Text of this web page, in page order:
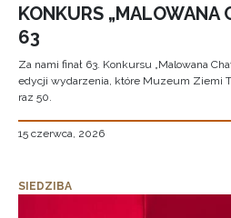
KONKURS „MALOWANA
63
Za nami finał 63. Konkursu „Malowana
edycji wydarzenia, które Muzeum Ziemi
raz 50.
15 czerwca, 2026
SIEDZIBA